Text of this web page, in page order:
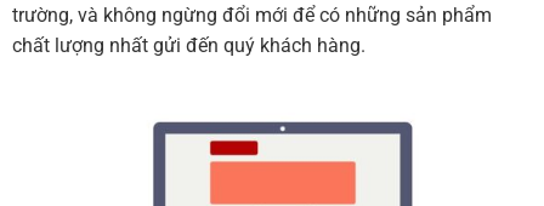
trường, và không ngừng đổi mới để có những sản phẩm
chất lượng nhất gửi đến quý khách hàng.